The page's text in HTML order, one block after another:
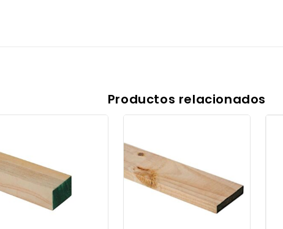
Productos relacionados